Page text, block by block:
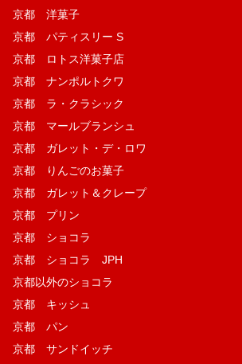
京都 洋菓子
京都 パティスリー S
京都 ロトス洋菓子店
京都 ナンポルトクワ
京都 ラ・クラシック
京都 マールブランシュ
京都 ガレット・デ・ロワ
京都 りんごのお菓子
京都 ガレット＆クレープ
京都 プリン
京都 ショコラ
京都 ショコラ JPH
京都以外のショコラ
京都 キッシュ
京都 パン
京都 サンドイッチ